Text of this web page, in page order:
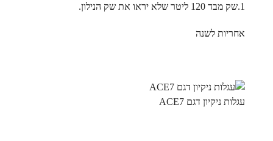
1.שק מבד 120 ליטר שלא יראו את שק הנילון.
אחריות לשנה
עגלות ניקיון דגם ACE7